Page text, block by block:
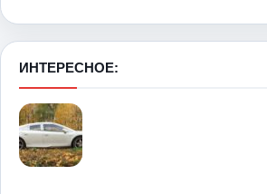
ИНТЕРЕСНОЕ: